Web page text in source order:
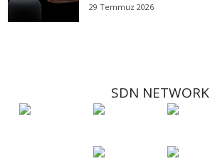
29 Temmuz 2026
SDN NETWORK